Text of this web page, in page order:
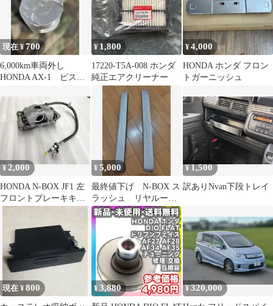
現在 ¥700
6,000km車両外し
HONDA AX-1 ピスト
¥1,800
17220-T5A-008 ホンダ
純正エアクリーナー
¥4,000
HONDA ホンダ フロン
トガーニッシュ
¥2,000
HONDA N-BOX JF1 左
フロントブレーキキャ
¥5,000
最終値下げ N-BOX ス
ラッシュ リヤルー
フ サイドガーニッシ
ュ
¥1,500
訳ありNvan下段トレイ
現在 ¥800 ¥3,880 ¥320,000